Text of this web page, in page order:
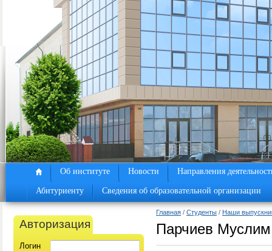
Об институте Новости Направления
Абитуриенту Сведения об образовательной организации
Авторизация
Логин
Главная / Студенты / Наши
Парчиев